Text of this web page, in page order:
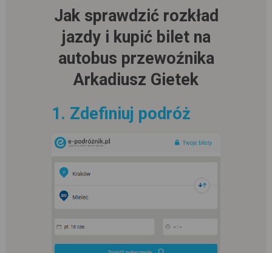
Jak sprawdzić rozkład
jazdy i kupić bilet na
autobus przewoźnika
Arkadiusz Gietek
1. Zdefiniuj podróż